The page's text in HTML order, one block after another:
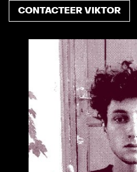
CONTACTEER VIKTOR